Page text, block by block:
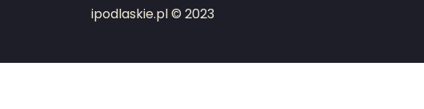
ipodlaskie.pl © 2023